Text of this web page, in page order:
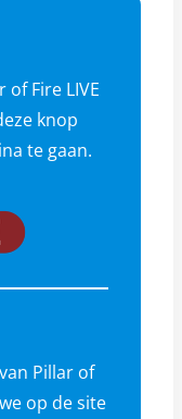
Fire LIVE
knop
te gaan.
Pillar of
op de site